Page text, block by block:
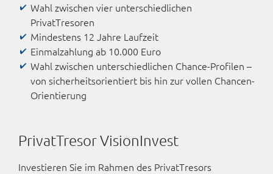
Wahl zwischen vier unterschiedlichen
PrivatTresoren
Mindestens 12 Jahre Laufzeit
Einmalzahlung ab 10.000 Euro
Wahl zwischen unterschiedlichen Chance-Profilen –
von sicherheitsorientiert bis hin zur vollen Chancen-
Orientierung
PrivatTresor VisionInvest
Investieren Sie im Rahmen des PrivatTresors